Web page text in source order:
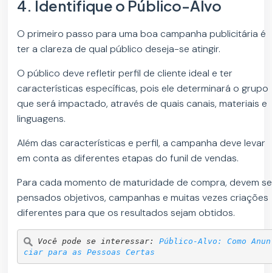
4. Identifique o Público-Alvo
O primeiro passo para uma boa campanha publicitária é
ter a clareza de qual público deseja-se atingir.
O público deve refletir perfil de cliente ideal e ter
características específicas, pois ele determinará o grupo
que será impactado, através de quais canais, materiais e
linguagens.
Além das características e perfil, a campanha deve levar
em conta as diferentes etapas do funil de vendas.
Para cada momento de maturidade de compra, devem
pensados objetivos, campanhas e muitas vezes criações
diferentes para que os resultados sejam obtidos.
Você pode se interessar: Público-Alvo: Como Anun
ciar para as Pessoas Certas